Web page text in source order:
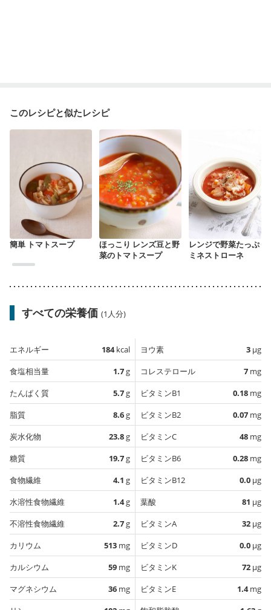
このレシピと似たレシピ
簡単 トマトスープ
ほっこり レンズ豆と野
菜のトマトスープ
レンジで野菜たっぷり
ミネストローネ
すべての栄養価 (1人分)
エネルギー 184kcal
食塩相当量
1.7g
たんぱく質
5.7g
脂質
8.6g
炭水化物
23.8g
糖質
19.7g
食物繊維
4.1 g
水溶性食物繊維
1.4g
不溶性食物繊維
2.7g
カリウム
513 mg
カルシウム
59 mg
マグネシウム
36 mg
ヨウ素 3 µg
コレステロール
7 mg
ビタミンB1
0.18 mg
ビタミンB2
0.07 mg
ビタミンC
48 mg
ビタミンB6
0.28 mg
ビタミンB12
0.0 µg
葉酸
81 µg
ビタミンA
32 µg
ビタミンD
0.0 µg
ビタミンK
72 µg
ビタミンE
1.4mg